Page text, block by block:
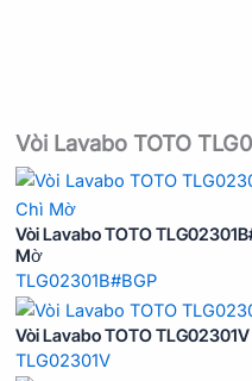
Vòi Lavabo TOTO
Vòi Lavabo TOTO
Mờ
TLG02301B#BGP
Vòi Lavabo TOTO
TLG02301V